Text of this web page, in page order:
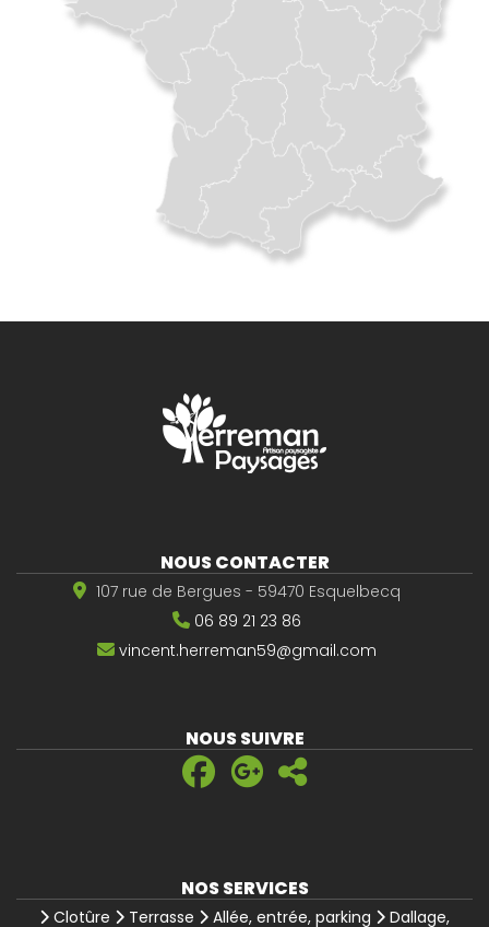
NOUS CONTACTER
107 rue de Bergues - 59470 Esquelbecq
06 89 21 23 86
vincent.herreman59@gmail.com
NOUS SUIVRE
NOS SERVICES
Clotûre Terrasse Allée, entrée, parking Dallage,